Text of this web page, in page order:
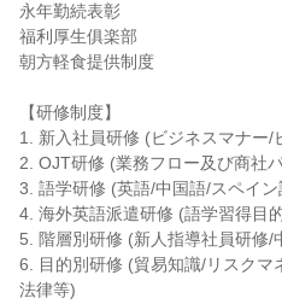
永年勤続表彰
福利厚生俱楽部
朝方軽食提供制度
【研修制度】
1. 新入社員研修 (ビジネスマナー/
2. OJT研修 (業務フロー及び商社
3. 語学研修 (英語/中国語/スペイン
4. 海外英語派遣研修 (語学習得目
5. 階層別研修 (新人指導社員研修/
6. 目的別研修 (貿易知識/リスクマ
法律等)